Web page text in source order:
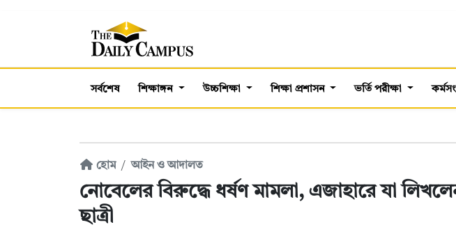
সর্বশেষ শিক্ষাঙ্গন উচ্চশিক্ষা শিক্ষা প্রশাসন ভর্তি পরীক্ষা
হোম আইন ও আদালত
নোবেলের বিরুদ্ধে ধর্ষণ মামলা, এজাহারে যা
ছাত্রী